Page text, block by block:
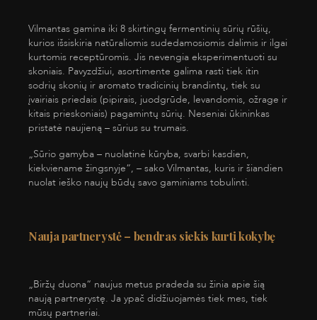
Vilmantas gamina iki 8 skirtingų fermentinių sūrių rūšių,
kurios išsiskiria natūraliomis sudedamosiomis dalimis ir ilgai
kurtomis receptūromis. Jis nevengia eksperimentuoti su
skoniais. Pavyzdžiui, asortimente galima rasti tiek itin
sodrių skonių ir aromato tradicinių brandintų, tiek su
įvairiais priedais (pipirais, juodgrūde, levandomis, ožrage ir
kitais prieskoniais) pagamintų sūrių. Neseniai ūkininkas
pristatė naujieną – sūrius su trumais.
„Sūrio gamyba – nuolatinė kūryba, svarbi kasdien,
kiekviename žingsnyje“, – sako Vilmantas, kuris ir šiandien
nuolat ieško naujų būdų savo gaminiams tobulinti.
Nauja partnerystė – bendras siekis kurti kokybę
„Biržų duona“ naujus metus pradeda su žinia apie šią
naują partnerystę. Ja ypač didžiuojamės tiek mes, tiek
mūsų partneriai.